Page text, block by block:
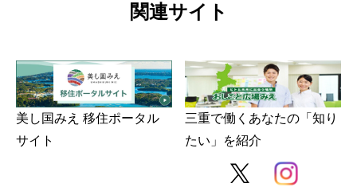
関連サイト
美し国みえ 移住ポータル
サイト
三重で働くあなたの「知り
たい」を紹介